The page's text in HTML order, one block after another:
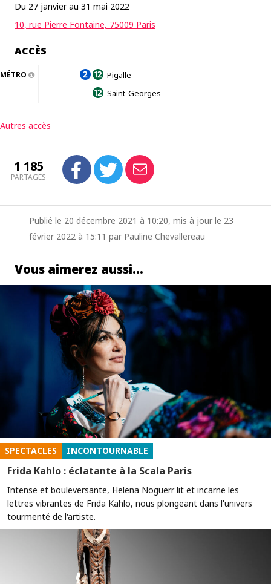
Du 27 janvier au 31 mai 2022
10, rue Pierre Fontaine, 75009 Paris
ACCÈS
MÉTRO
Pigalle
Saint-Georges
Autres accès
1 185
PARTAGES
Publié le 20 décembre 2021 à 10:20, mis à jour le 23
février 2022 à 15:11 par Pauline Chevallereau
Vous aimerez aussi…
SPECTACLES INCONTOURNABLE
Frida Kahlo : éclatante à la Scala Paris
Intense et bouleversante, Helena Noguerr lit et incarne les
lettres vibrantes de Frida Kahlo, nous plongeant dans l'univers
tourmenté de l'artiste.